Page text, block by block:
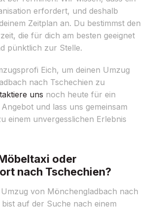
erfordert, und deshalb
Zeitplan an. Du bestimmst den
die für dich am besten geeignet
pünktlich zur Stelle.
Eich, um deinen Umzug
nach Tschechien zu
uns noch heute für ein
und lass uns gemeinsam
einem unvergesslichen Erlebnis
oder
nach Tschechien?
von Mönchengladbach nach
auf der Suche nach einem